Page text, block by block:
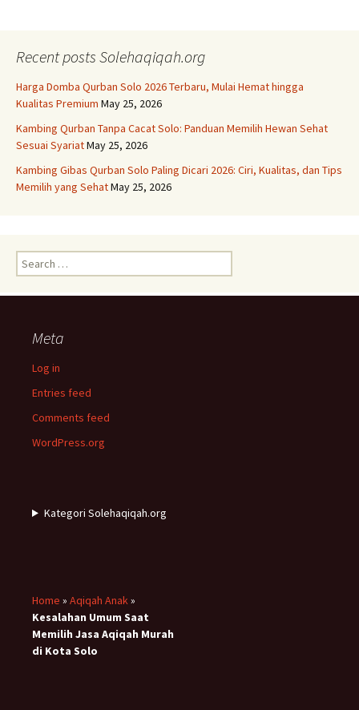
Recent posts Solehaqiqah.org
Harga Domba Qurban Solo 2026 Terbaru, Mulai Hemat hingga
Kualitas Premium May 25, 2026
Kambing Qurban Tanpa Cacat Solo: Panduan Memilih Hewan Sehat
Sesuai SyariatMay 25, 2026
Kambing Gibas Qurban Solo Paling Dicari 2026: Ciri, Kualitas, dan Tips
Memilih yang SehatMay 25, 2026
Search
for:
Meta
Log in
Entries feed
Comments feed
WordPress.org
Kategori Solehaqiqah.org
Home » Aqiqah Anak»
Kesalahan Umum Saat
Memilih Jasa Aqiqah Murah
di Kota Solo